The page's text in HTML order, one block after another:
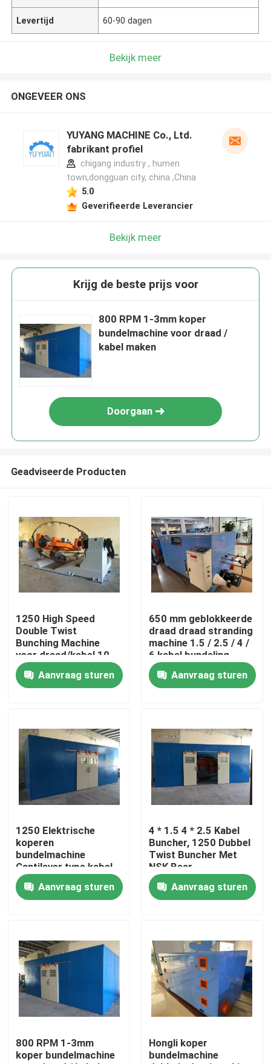
Producten
Video's
Over ons
Fabriekstocht
Neem contact met ons op
Vraag een offerte
Cable Extruder Machine
Draadtrekkers
Levertijd 60-90 dagen
Bekijk meer
ONGEVEER ONS
YUYANG MACHINE Co., Ltd.
fabrikant profiel
chigang industry , humen
town,dongguan city, china ,China
5.0
Geverifieerde Leverancier
Bekijk meer
Krijg de beste prijs voor
800 RPM 1-3mm koper
bundelmachine voor draad /
kabel maken
Doorgaan
Geadviseerde Producten
1250 High Speed
Double Twist
Bunching Machine
voor draad/kabel 10
16 25 4*2.5
Aanvraag sturen
650 mm geblokkeerde
draad draad stranding
machine 1.5 / 2.5 / 4 /
6 kabel bundeling
machine
Aanvraag sturen
1250 Elektrische
koperen
bundelmachine
Cantilever type kabel
Single Twist Bunching
MachineAanvraag sturen
4 * 1.5 4 * 2.5 Kabel
Buncher, 1250 Dubbel
Twist Buncher Met
NSK Bear
Aanvraag sturen
800 RPM 1-3mm
koper bundelmachine
Hongli koper
bundelmachine